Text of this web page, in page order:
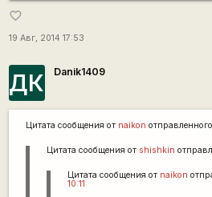
favorite_border
19 Авг, 2014 17:53
ДК Danik1409
Цитата сообщения от naikon отправленного
Цитата сообщения от shishkin
Цитата сообщения от naikon
10:11